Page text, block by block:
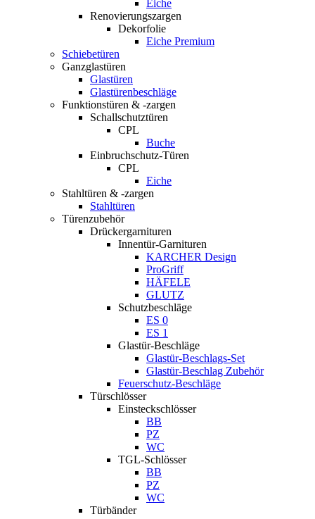
Eiche
Renovierungszargen
Dekorfolie
Eiche Premium
Schiebetüren
Ganzglastüren
Glastüren
Glastürenbeschläge
Funktionstüren & -zargen
Schallschutztüren
CPL
Buche
Einbruchschutz-Türen
CPL
Eiche
Stahltüren & -zargen
Stahltüren
Türenzubehör
Drückergarnituren
Innentür-Garnituren
KARCHER Design
ProGriff
HÄFELE
GLUTZ
Schutzbeschläge
ES 0
ES 1
Glastür-Beschläge
Glastür-Beschlags-Set
Glastür-Beschlag Zubehör
Feuerschutz-Beschläge
Türschlösser
Einsteckschlösser
BB
PZ
WC
TGL-Schlösser
BB
PZ
WC
Türbänder